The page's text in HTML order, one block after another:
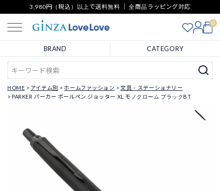
3,980円（税込）以上で送料無料 ｜ 全商品ラッピング対応
0
BRAND CATEGORY
HOME アイテム別 ホームファッション
文具・ステーショナリー
PARKER パーカー ボールペン ジョッター XL モノクローム ブラックBT